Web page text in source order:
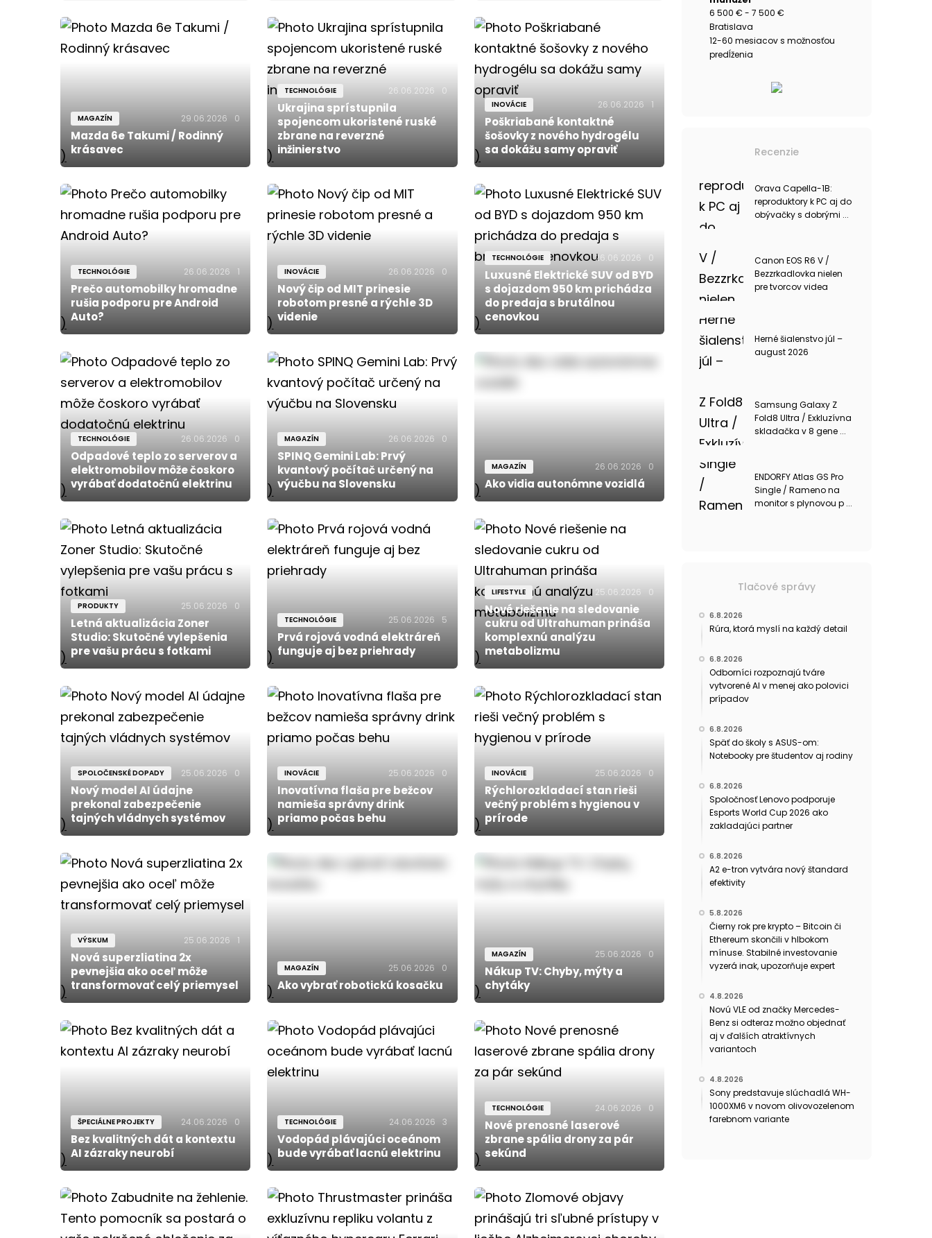
)
MAGAZÍN 29.06.2026 0
Mazda 6e Takumi / Rodinný
krásavec
)
TECHNOLÓGIE 26.06.2026 0
Ukrajina sprístupnila
spojencom ukoristené ruské
zbrane na reverzné
inžinierstvo
)
INOVÁCIE 26.06.2026 1
Poškriabané kontaktné
šošovky z nového hydrogélu
sa dokážu samy opraviť
)
TECHNOLÓGIE 26.06.2026 1
Prečo automobilky hromadne
rušia podporu pre Android
Auto?
)
INOVÁCIE 26.06.2026 0
Nový čip od MIT prinesie
robotom presné a rýchle 3D
videnie
)
TECHNOLÓGIE 26.06.2026 0
Luxusné Elektrické SUV od BYD
s dojazdom 950 km prichádza
do predaja s brutálnou
cenovkou
)
TECHNOLÓGIE 26.06.2026 0
Odpadové teplo zo serverov a
elektromobilov môže čoskoro
vyrábať dodatočnú elektrinu
)
MAGAZÍN 26.06.2026 0
SPINQ Gemini Lab: Prvý
kvantový počítač určený na
výučbu na Slovensku
)
MAGAZÍN 26.06.2026 0
Ako vidia autonómne vozidlá
)
PRODUKTY 25.06.2026 0
Letná aktualizácia Zoner
Studio: Skutočné vylepšenia
pre vašu prácu s fotkami
)
TECHNOLÓGIE 25.06.2026 5
Prvá rojová vodná elektráreň
funguje aj bez priehrady
)
LIFESTYLE 25.06.2026 0
Nové riešenie na sledovanie
cukru od Ultrahuman prináša
komplexnú analýzu
metabolizmu
)
SPOLOČENSKÉ DOPADY 25.06.2026 0
Nový model AI údajne
prekonal zabezpečenie
tajných vládnych systémov
)
INOVÁCIE 25.06.2026 0
Inovatívna flaša pre bežcov
namieša správny drink
priamo počas behu
)
INOVÁCIE 25.06.2026 0
Rýchlorozkladací stan rieši
večný problém s hygienou v
prírode
)
VÝSKUM 25.06.2026 1
Nová superzliatina 2x
pevnejšia ako oceľ môže
transformovať celý priemysel
)
MAGAZÍN 25.06.2026 0
Ako vybrať robotickú kosačku )
MAGAZÍN 25.06.2026 0
Nákup TV: Chyby, mýty a
chytáky
)
ŠPECIÁLNE PROJEKTY 24.06.2026 0
Bez kvalitných dát a kontextu
AI zázraky neurobí
)
TECHNOLÓGIE 24.06.2026 3
Vodopád plávajúci oceánom
bude vyrábať lacnú elektrinu
)
TECHNOLÓGIE 24.06.2026 0
Nové prenosné laserové
zbrane spália drony za pár
sekúnd
6 500 € - 7 500 €
Bratislava
12-60 mesiacov s možnosťou
predĺženia
Recenzie
Orava Capella-1B:
reproduktory k PC aj do
obývačky s dobrými ...
Canon EOS R6 V /
Bezzrkadlovka nielen
pre tvorcov videa
Herné šialenstvo júl –
august 2026
Samsung Galaxy Z
Fold8 Ultra / Exkluzívna
skladačka v 8 gene ...
ENDORFY Atlas GS Pro
Single / Rameno na
monitor s plynovou p ...
Tlačové správy
6.8.2026
Rúra, ktorá myslí na každý detail
6.8.2026
Odborníci rozpoznajú tváre
vytvorené AI v menej ako polovici
prípadov
6.8.2026
Späť do školy s ASUS-om:
Notebooky pre študentov aj rodiny
6.8.2026
Spoločnosť Lenovo podporuje
Esports World Cup 2026 ako
zakladajúci partner
6.8.2026
A2 e-tron vytvára nový štandard
efektivity
5.8.2026
Čierny rok pre krypto – Bitcoin či
Ethereum skončili v hlbokom
mínuse. Stabilné investovanie
vyzerá inak, upozorňuje expert
4.8.2026
Novú VLE od značky Mercedes-
Benz si odteraz možno objednať
aj v ďalších atraktívnych
variantoch
4.8.2026
Sony predstavuje slúchadlá WH-
1000XM6 v novom olivovozelenom
farebnom variante